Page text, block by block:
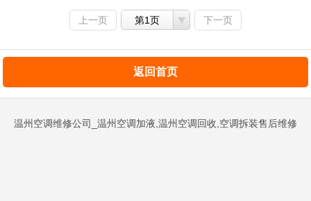
上一页 第1页 下一页
返回首页
温州空调维修公司_温州空调加液,温州空调回收,空调拆装售后维修